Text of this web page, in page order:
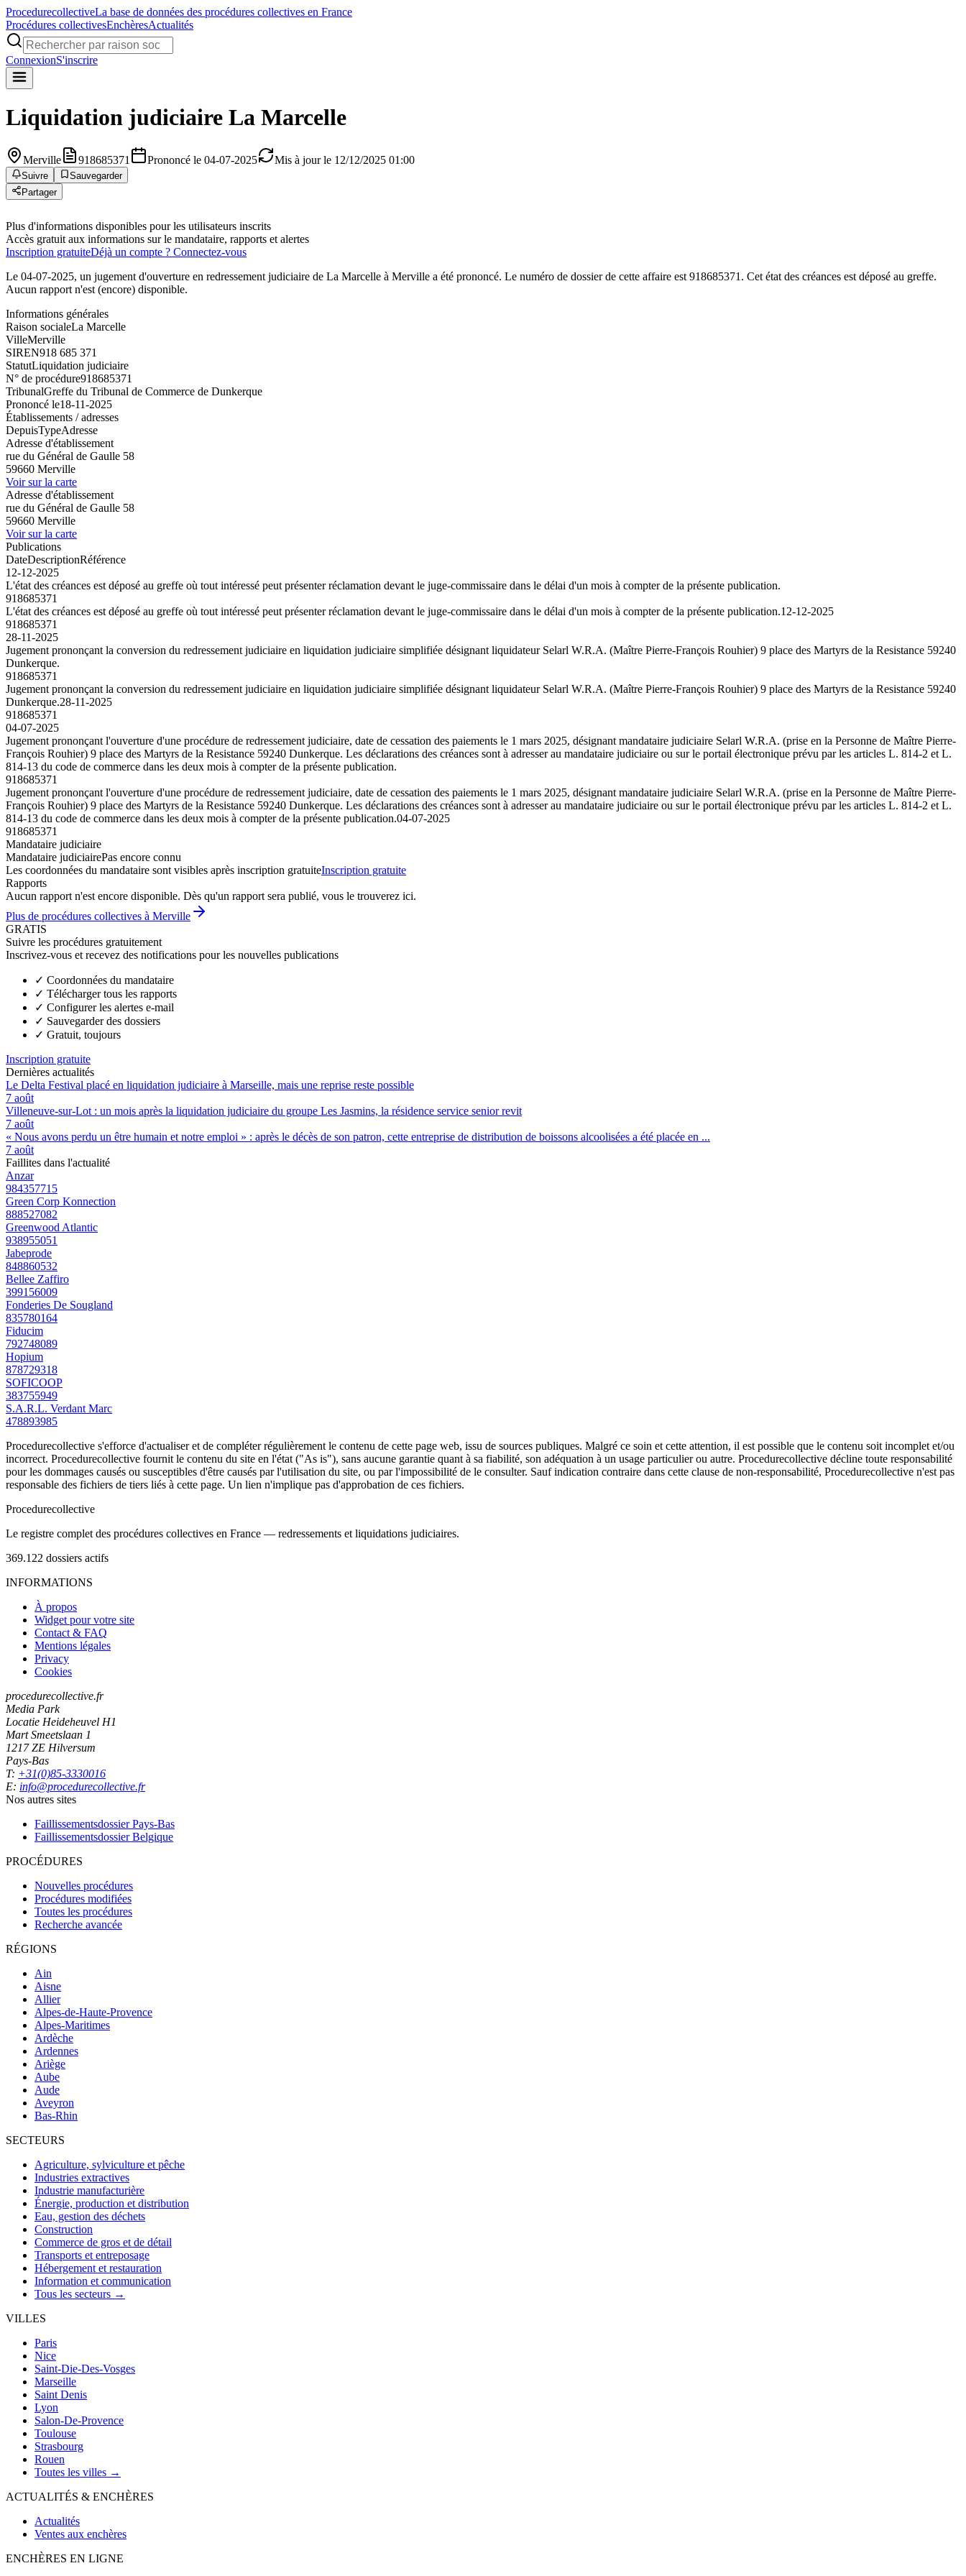
ProcedurecollectiveLa base de données des procédures collectives en France
Procédures collectivesEnchèresActualités
ConnexionS'inscrire
Liquidation judiciaire La Marcelle
Merville 918685371 Prononcé le 04-07-2025 Mis à jour le 12/12/2025 01:00
Suivre
Sauvegarder
Partager
Plus d'informations disponibles pour les utilisateurs inscrits
Accès gratuit aux informations sur le mandataire, rapports et alertes
Inscription gratuiteDéjà un compte ? Connectez-vous
Le 04-07-2025, un jugement d'ouverture en redressement judiciaire de La Marcelle à Merville a été prononcé. Le numéro de dossier de cette affaire est 918685371. Cet état des créances est déposé au greffe.
Aucun rapport n'est (encore) disponible.
Informations générales
Raison socialeLa Marcelle
VilleMerville
SIREN918 685 371
StatutLiquidation judiciaire
N° de procédure918685371
TribunalGreffe du Tribunal de Commerce de Dunkerque
Prononcé le18-11-2025
Établissements / adresses
DepuisTypeAdresse
Adresse d'établissement
rue du Général de Gaulle 58
59660 Merville
Voir sur la carte
Adresse d'établissement
rue du Général de Gaulle 58
59660 Merville
Voir sur la carte
Publications
DateDescriptionRéférence
12-12-2025
L'état des créances est déposé au greffe où tout intéressé peut présenter réclamation devant le juge-commissaire dans le délai d'un mois à compter de la présente publication.
918685371
L'état des créances est déposé au greffe où tout intéressé peut présenter réclamation devant le juge-commissaire dans le délai d'un mois à compter de la présente publication.12-12-2025
918685371
28-11-2025
Jugement prononçant la conversion du redressement judiciaire en liquidation judiciaire simplifiée désignant liquidateur Selarl W.R.A. (Maître Pierre-François Rouhier) 9 place des Martyrs de la Resistance 59240
Dunkerque.
918685371
Jugement prononçant la conversion du redressement judiciaire en liquidation judiciaire simplifiée désignant liquidateur Selarl W.R.A. (Maître Pierre-François Rouhier) 9 place des Martyrs de la Resistance 59240
Dunkerque.28-11-2025
918685371
04-07-2025
Jugement prononçant l'ouverture d'une procédure de redressement judiciaire, date de cessation des paiements le 1 mars 2025, désignant mandataire judiciaire Selarl W.R.A. (prise en la Personne de Maître Pierre-
François Rouhier) 9 place des Martyrs de la Resistance 59240 Dunkerque. Les déclarations des créances sont à adresser au mandataire judiciaire ou sur le portail électronique prévu par les articles L. 814-2 et L.
814-13 du code de commerce dans les deux mois à compter de la présente publication.
918685371
Jugement prononçant l'ouverture d'une procédure de redressement judiciaire, date de cessation des paiements le 1 mars 2025, désignant mandataire judiciaire Selarl W.R.A. (prise en la Personne de Maître Pierre-
François Rouhier) 9 place des Martyrs de la Resistance 59240 Dunkerque. Les déclarations des créances sont à adresser au mandataire judiciaire ou sur le portail électronique prévu par les articles L. 814-2 et L.
814-13 du code de commerce dans les deux mois à compter de la présente publication.04-07-2025
918685371
Mandataire judiciaire
Mandataire judiciairePas encore connu
Les coordonnées du mandataire sont visibles après inscription gratuiteInscription gratuite
Rapports
Aucun rapport n'est encore disponible. Dès qu'un rapport sera publié, vous le trouverez ici.
Plus de procédures collectives à Merville
GRATIS
Suivre les procédures gratuitement
Inscrivez-vous et recevez des notifications pour les nouvelles publications
✓ Coordonnées du mandataire
✓ Télécharger tous les rapports
✓ Configurer les alertes e-mail
✓ Sauvegarder des dossiers
✓ Gratuit, toujours
Inscription gratuite
Dernières actualités
Le Delta Festival placé en liquidation judiciaire à Marseille, mais une reprise reste possible
7 août
Villeneuve-sur-Lot : un mois après la liquidation judiciaire du groupe Les Jasmins, la résidence service senior revit
7 août
« Nous avons perdu un être humain et notre emploi » : après le décès de son patron, cette entreprise de distribution de boissons alcoolisées a été placée en ...
7 août
Faillites dans l'actualité
Anzar
984357715
Green Corp Konnection
888527082
Greenwood Atlantic
938955051
Jabeprode
848860532
Bellee Zaffiro
399156009
Fonderies De Sougland
835780164
Fiducim
792748089
Hopium
878729318
SOFICOOP
383755949
S.A.R.L. Verdant Marc
478893985
Procedurecollective s'efforce d'actualiser et de compléter régulièrement le contenu de cette page web, issu de sources publiques. Malgré ce soin et cette attention, il est possible que le contenu soit incomplet et/ou
incorrect. Procedurecollective fournit le contenu du site en l'état ("As is"), sans aucune garantie quant à sa fiabilité, son adéquation à un usage particulier ou autre. Procedurecollective décline toute responsabilité
pour les dommages causés ou susceptibles d'être causés par l'utilisation du site, ou par l'impossibilité de le consulter. Sauf indication contraire dans cette clause de non-responsabilité, Procedurecollective n'est pas
responsable des fichiers de tiers liés à cette page. Un lien n'implique pas d'approbation de ces fichiers.
Procedurecollective
Le registre complet des procédures collectives en France — redressements et liquidations judiciaires.
369.122 dossiers actifs
INFORMATIONS
À propos
Widget pour votre site
Contact & FAQ
Mentions légales
Privacy
Cookies
procedurecollective.fr
Media Park
Locatie Heideheuvel H1
Mart Smeetslaan 1
1217 ZE Hilversum
Pays-Bas
T: +31(0)85-3330016
E: info@procedurecollective.fr
Nos autres sites
Faillissementsdossier Pays-Bas
Faillissementsdossier Belgique
PROCÉDURES
Nouvelles procédures
Procédures modifiées
Toutes les procédures
Recherche avancée
RÉGIONS
Ain
Aisne
Allier
Alpes-de-Haute-Provence
Alpes-Maritimes
Ardèche
Ardennes
Ariège
Aube
Aude
Aveyron
Bas-Rhin
SECTEURS
Agriculture, sylviculture et pêche
Industries extractives
Industrie manufacturière
Énergie, production et distribution
Eau, gestion des déchets
Construction
Commerce de gros et de détail
Transports et entreposage
Hébergement et restauration
Information et communication
Tous les secteurs →
VILLES
Paris
Nice
Saint-Die-Des-Vosges
Marseille
Saint Denis
Lyon
Salon-De-Provence
Toulouse
Strasbourg
Rouen
Toutes les villes →
ACTUALITÉS & ENCHÈRES
Actualités
Ventes aux enchères
ENCHÈRES EN LIGNE